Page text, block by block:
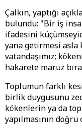
Çalkın, yaptığı
bulundu: "Bir iş
ifadesini
yana getirmesi asla
vatandaşımız;
hakarete maruz
Toplumun farklı
birlik duygusunu
kökenlerin ya da
yapılmasının doğru